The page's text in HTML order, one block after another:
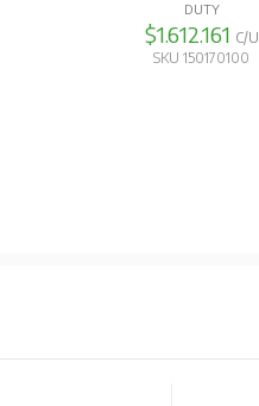
DUTY
$1.612.161 C/U
SKU 150170100